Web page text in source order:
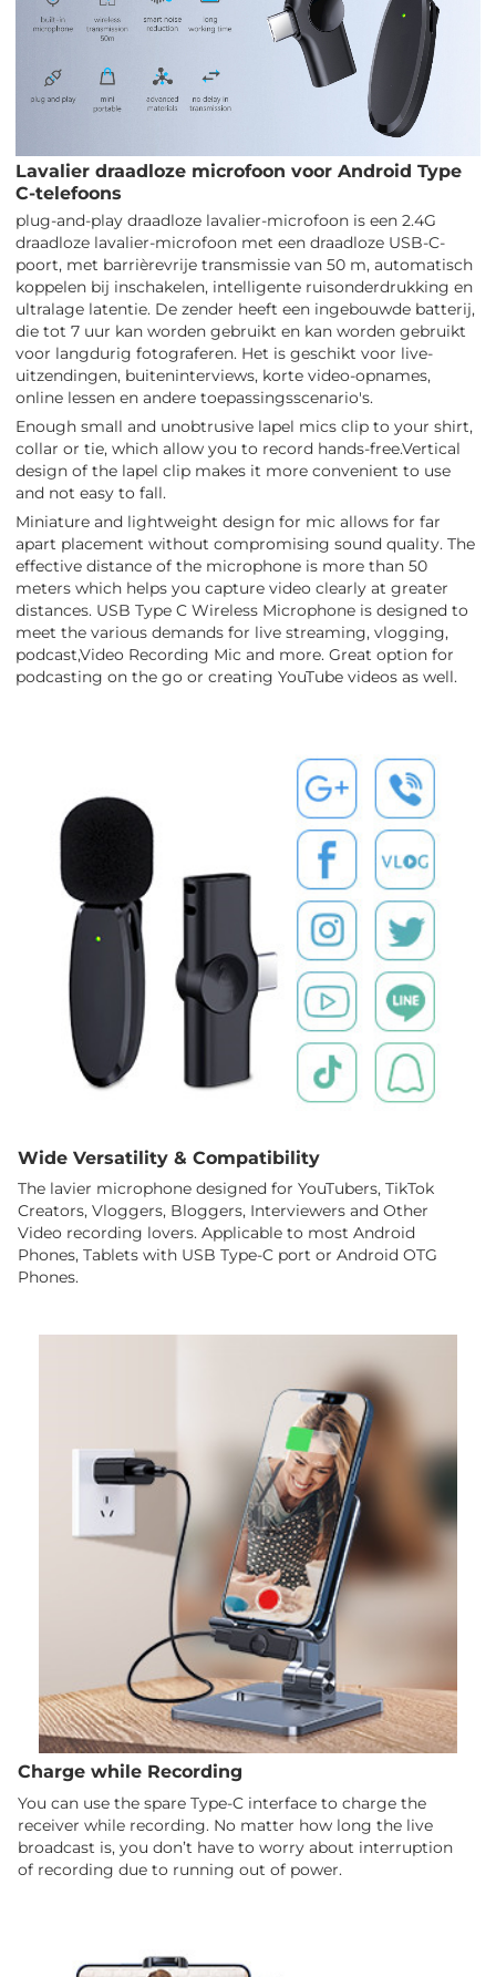
Lavalier draadloze microfoon voor Android Type
C-telefoons
plug-and-play draadloze lavalier-microfoon is een 2.4G
draadloze lavalier-microfoon met een draadloze USB-C-
poort, met barrièrevrije transmissie van 50 m, automatisch
koppelen bij inschakelen, intelligente ruisonderdrukking en
ultralage latentie. De zender heeft een ingebouwde batterij,
die tot 7 uur kan worden gebruikt en kan worden gebruikt
voor langdurig fotograferen. Het is geschikt voor live-
uitzendingen, buiteninterviews, korte video-opnames,
online lessen en andere toepassingsscenario's.
Enough small and unobtrusive lapel mics clip to your shirt,
collar or tie, which allow you to record hands-free.Vertical
design of the lapel clip makes it more convenient to use
and not easy to fall.
Miniature and lightweight design for mic allows for far
apart placement without compromising sound quality. The
effective distance of the microphone is more than 50
meters which helps you capture video clearly at greater
distances. USB Type C Wireless Microphone is designed to
meet the various demands for live streaming, vlogging,
podcast,Video Recording Mic and more. Great option for
podcasting on the go or creating YouTube videos as well.
Wide Versatility & Compatibility
The lavier microphone designed for YouTubers, TikTok
Creators, Vloggers, Bloggers, Interviewers and Other
Video recording lovers. Applicable to most Android
Phones, Tablets with USB Type-C port or Android OTG
Phones.
Charge while Recording
You can use the spare Type-C interface to charge the
receiver while recording. No matter how long the live
broadcast is, you don’t have to worry about interruption
of recording due to running out of power.